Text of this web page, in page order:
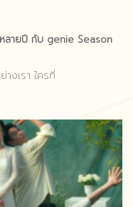
ลายปี กับ genie Season
งเรา ใครที่